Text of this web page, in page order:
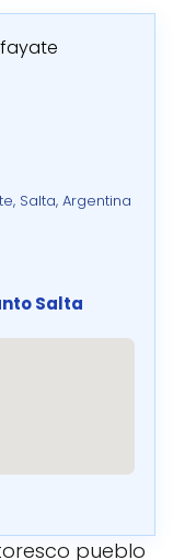
Salta, Argentina
Salta
pueblo